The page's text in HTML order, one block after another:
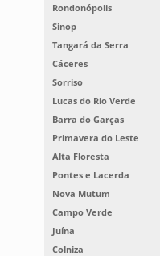
Rondonópolis
Sinop
Tangará da Serra
Cáceres
Sorriso
Lucas do Rio Verde
Barra do Garças
Primavera do Leste
Alta Floresta
Pontes e Lacerda
Nova Mutum
Campo Verde
Juína
Colniza